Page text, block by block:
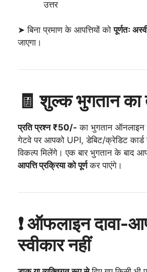
उत्तर
➤ बिना प्रमाण के आपत्तियों कोपूर्णतः
जाएगा।
🧾 शुल्क भुगतान का
प्रति प्रश्न ₹50/- का भुगतान ऑनलाइन
गेटवे पर आपको UPI, डेबिट/क्रेडिट
विकल्प मिलेंगे। एक बार भुगतान के बाद
आपत्ति प्रक्रिया को पूर्णकर पाएंगे।
❗ ऑफलाइन दावा-
स्वीकार नहीं